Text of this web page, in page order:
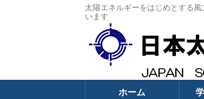
太陽エネルギーをはじめとする
います
コンテンツへスキップ
ホーム